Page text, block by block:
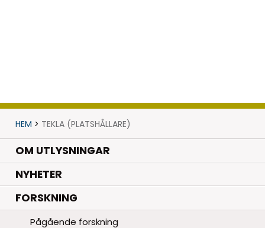
HEM > TEKLA (PLATSHÅLLARE)
OM UTLYSNINGAR
NYHETER.
FORSKNING.
Pågående forskning